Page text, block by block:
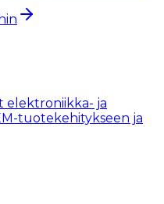
elektroniikka- ja
tuotekehitykseen ja